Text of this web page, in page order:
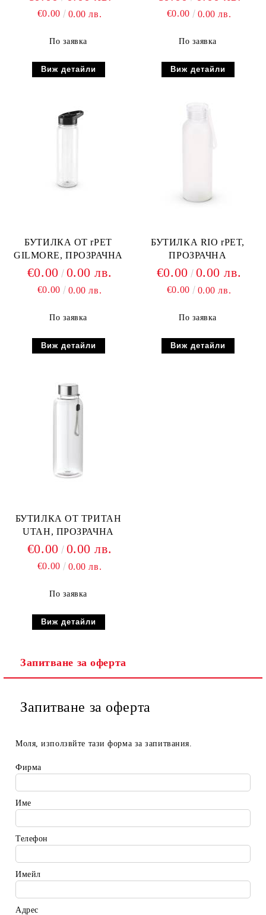
€0.00 0.00 лв.
По заявка
Виж детайли
€0.00 0.00 лв.
По заявка
Виж детайли
БУТИЛКА ОТ rPET
GILMORE, ПРОЗРАЧНА
€0.00 0.00 лв.
€0.00 0.00 лв.
По заявка
Виж детайли
БУТИЛКА RIO rPET,
ПРОЗРАЧНА
€0.00 0.00 лв.
€0.00 0.00 лв.
По заявка
Виж детайли
БУТИЛКА ОТ ТРИТАН
UTAH, ПРОЗРАЧНА
€0.00 0.00 лв.
€0.00 0.00 лв.
По заявка
Виж детайли
Запитване за оферта
Запитване за оферта
Моля, използвйте тази форма за запитвания.
Фирма
Име
Телефон
Имейл
Адрес